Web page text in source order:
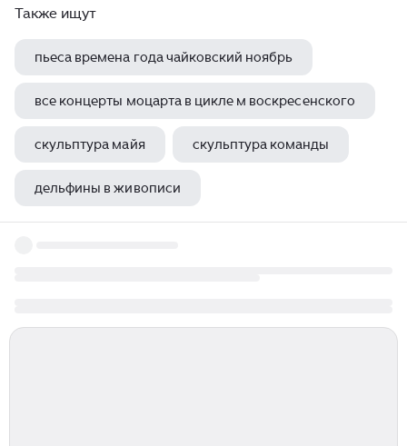
Также ищут
пьеса времена года чайковский ноябрь
все концерты моцарта в цикле м воскресенского
скульптура майя скульптура команды
дельфины в живописи